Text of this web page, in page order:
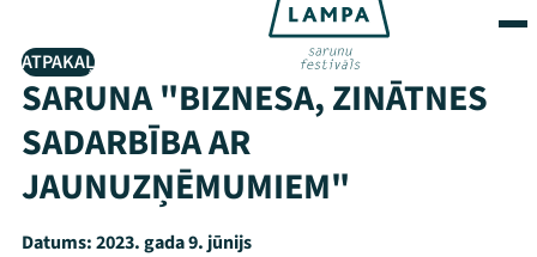
ATPAKAĻ
SARUNA "BIZNESA, ZINĀTNES
SADARBĪBA AR
JAUNUZŅĒMUMIEM"
Datums:2023. gada 9. jūnijs